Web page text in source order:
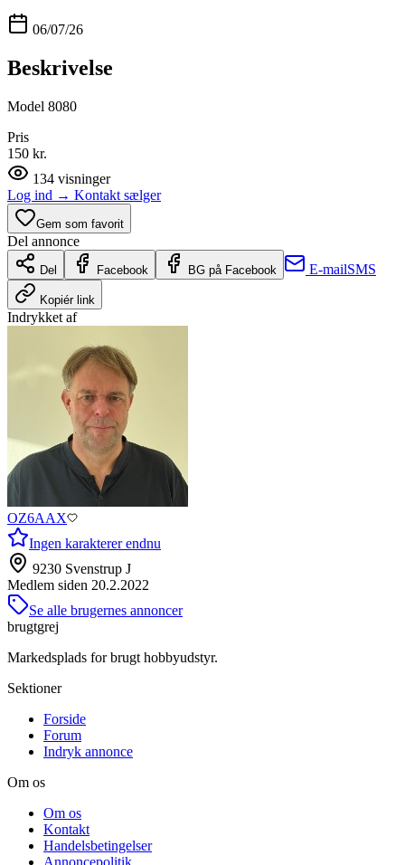
06/07/26
Beskrivelse
Model 8080
Pris
150 kr.
134 visninger
Log ind → Kontakt sælger
Gem som favorit
Del annonce
Del Facebook BG på Facebook E-mailSMS
Kopiér link
Indrykket af
OZ6AAX
Ingen karakterer endnu
9230 Svenstrup J
Medlem siden 20.2.2022
Se alle brugernes annoncer
brugtgrej
Markedsplads for brugt hobbyudstyr.
Sektioner
Forside
Forum
Indryk annonce
Om os
Om os
Kontakt
Handelsbetingelser
Annoncepolitik